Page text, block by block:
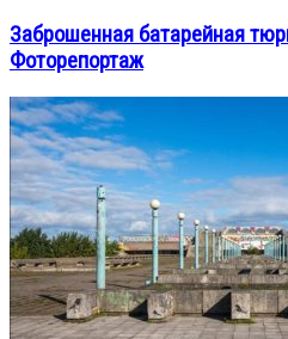
Заброшенная батарейная
Фоторепортаж